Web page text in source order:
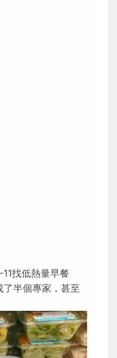
找低熱量早餐
半個專家，甚至